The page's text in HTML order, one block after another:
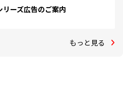
リーズ広告のご案内
もっと見る